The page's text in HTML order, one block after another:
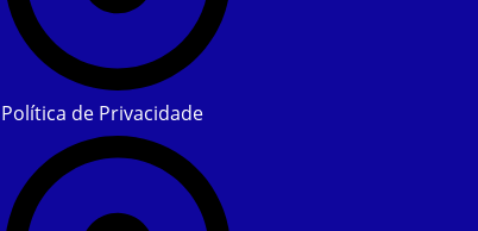
Política de Privacidade